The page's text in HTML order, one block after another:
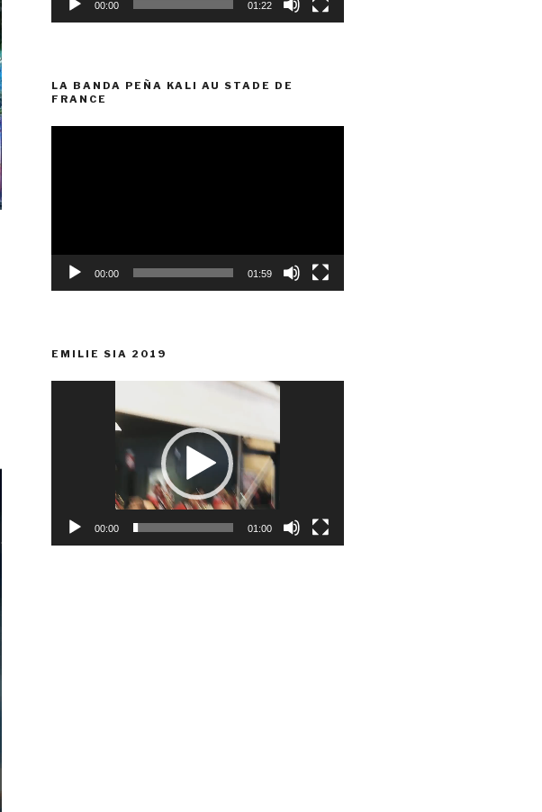
00:00 01:22
LA BANDA PEÑA KALI AU STADE DE
FRANCE
00:00 01:59
EMILIE SIA 2019
00:00 01:00